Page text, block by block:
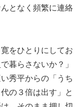
となく頻繁に連絡
をひとりにしてお
暮らさないか？」
秀平からの「うち
の３倍は出す」と